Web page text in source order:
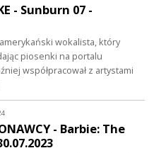
- Sunburn 07 -
wokalista, który
piosenki na portalu
współpracował z artystami
- Barbie: The